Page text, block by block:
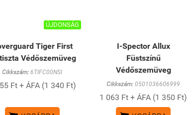
ÚJDONSÁG
Tiger First
Védőszemüveg
Cikkszám: 6TIFC00NSI
Ft + ÁFA (1 340 Ft)
I-Spector Allux
Füstszínű
Védőszemüveg
Cikkszám: 0501036606999
1 063 Ft + ÁFA (1 350 Ft)